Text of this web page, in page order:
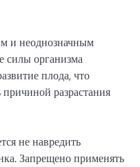
и неоднозначным
организма
плода, что
разрастания
не навредить
Запрещено применять